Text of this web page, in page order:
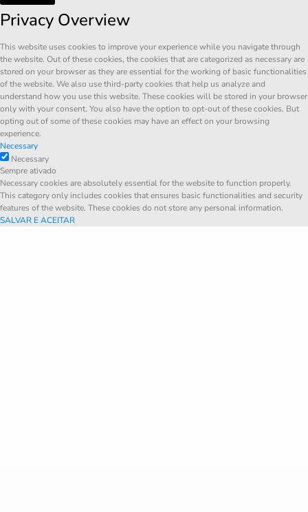
Privacy Overview
This website uses cookies to improve your experience while you navigate through
the website. Out of these cookies, the cookies that are categorized as necessary are
stored on your browser as they are essential for the working of basic functionalities
of the website. We also use third-party cookies that help us analyze and
understand how you use this website. These cookies will be stored in your browser
only with your consent. You also have the option to opt-out of these cookies. But
opting out of some of these cookies may have an effect on your browsing
experience.
Necessary
Necessary
Sempre ativado
Necessary cookies are absolutely essential for the website to function properly.
This category only includes cookies that ensures basic functionalities and security
features of the website. These cookies do not store any personal information.
SALVAR E ACEITAR